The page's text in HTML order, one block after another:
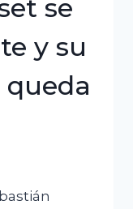
se
y su
queda